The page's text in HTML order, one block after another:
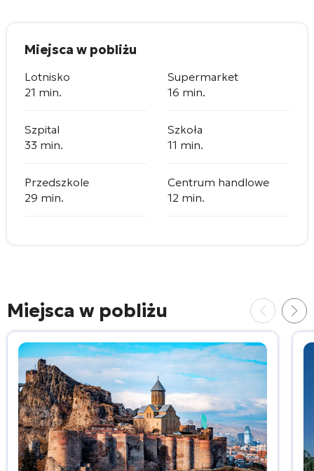
Miejsca w pobliżu
Lotnisko
21 min.
Supermarket
16 min.
Szpital
33 min.
Szkoła
11 min.
Przedszkole
29 min.
Centrum handlowe
12 min.
Miejsca w pobliżu